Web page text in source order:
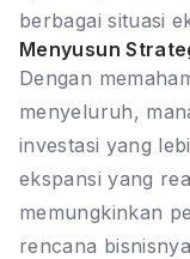
berbagai situasi
Menyusun
Dengan
menyeluruh,
investasi yang
ekspansi yang
memungkinkan
rencana